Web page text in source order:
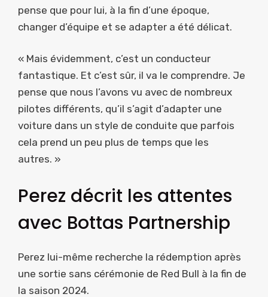
pense que pour lui, à la fin d’une époque,
changer d’équipe et se adapter a été délicat.
« Mais évidemment, c’est un conducteur
fantastique. Et c’est sûr, il va le comprendre. Je
pense que nous l’avons vu avec de nombreux
pilotes différents, qu’il s’agit d’adapter une
voiture dans un style de conduite que parfois
cela prend un peu plus de temps que les
autres. »
Perez décrit les attentes
avec Bottas Partnership
Perez lui-même recherche la rédemption après
une sortie sans cérémonie de Red Bull à la fin de
la saison 2024.